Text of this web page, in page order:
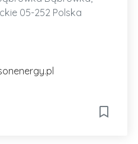
05-252 Polska